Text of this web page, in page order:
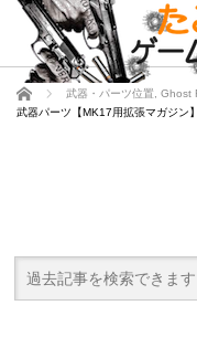
ホーム 武器・パーツ位置 Ghost
武器パーツ【MK17用拡張マガジン